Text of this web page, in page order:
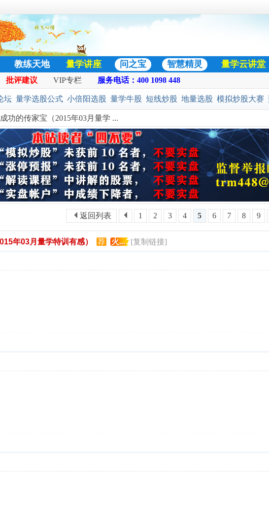
教练天地 量学讲座 问之宝 智慧精灵 量学云讲堂
热门好贴
批评建议 VIP专栏 服务电话：400 1098 448
坛 量学选股公式 小倍阳选股 量学牛股 短线炒股 地量选股 模拟炒股大赛
预警选股公式 股票池 二号战法
功的传家宝（2015年03月量学 ...
1 2 3 4 5 6 7 8 9
返回列表
年03月量学特训有感） 荐 火... [复制链接]